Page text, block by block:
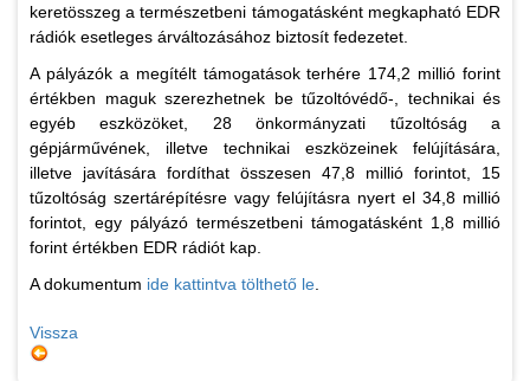
keretösszeg a természetbeni támogatásként megkapható EDR
rádiók esetleges árváltozásához biztosít fedezetet.
A pályázók a megítélt támogatások terhére 174,2 millió forint
értékben maguk szerezhetnek be tűzoltóvédő-, technikai és
egyéb eszközöket, 28 önkormányzati tűzoltóság a
gépjárművének, illetve technikai eszközeinek felújítására,
illetve javítására fordíthat összesen 47,8 millió forintot, 15
tűzoltóság szertárépítésre vagy felújításra nyert el 34,8 millió
forintot, egy pályázó természetbeni támogatásként 1,8 millió
forint értékben EDR rádiót kap.
A dokumentum ide kattintva tölthető le.
Vissza